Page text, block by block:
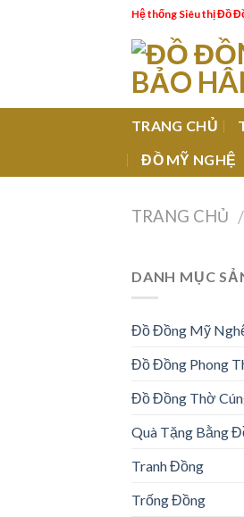
Hệ thống Siêu thị Đồ
TRANG CHỦ
ĐỒ MỸ NGHỆ
TRANG CHỦ /
DANH MỤC
Đồ Đồng Mỹ
Đồ Đồng Phong
Đồ Đồng Thờ
Quà Tặng Bằng
Tranh Đồng
Trống Đồng